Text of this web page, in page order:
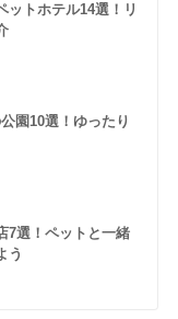
ットホテル14選！リ
園10選！ゆったり
7選！ペットと一緒
う